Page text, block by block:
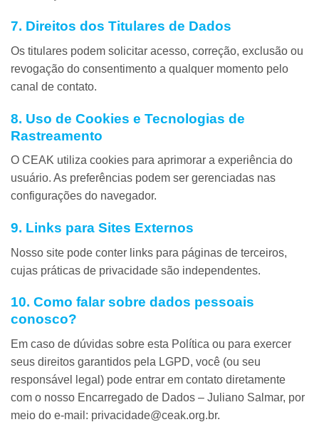
7. Direitos dos Titulares de Dados
Os titulares podem solicitar acesso, correção, exclusão ou
revogação do consentimento a qualquer momento pelo
canal de contato.
8. Uso de Cookies e Tecnologias de
Rastreamento
O CEAK utiliza cookies para aprimorar a experiência do
usuário. As preferências podem ser gerenciadas nas
configurações do navegador.
9. Links para Sites Externos
Nosso site pode conter links para páginas de terceiros,
cujas práticas de privacidade são independentes.
10. Como falar sobre dados pessoais
conosco?
Em caso de dúvidas sobre esta Política ou para exercer
seus direitos garantidos pela LGPD, você (ou seu
responsável legal) pode entrar em contato diretamente
com o nosso Encarregado de Dados – Juliano Salmar, por
meio do e-mail: privacidade@ceak.org.br.